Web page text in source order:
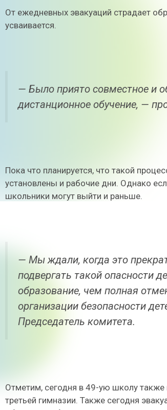
От ежедневных эвакуаций страдает
усваивается.
— Было приято совместное и
дистанционное обучение, —
Пока что планируется, что такой
установлены и рабочие дни. Однако
школьники могут выйти и раньше.
— Мы ждали, когда это
подвергать такой опасности
образование, чем полная
организации безопасности
Председатель комитета.
Отметим, сегодня в 49-ую школу также
третьей гимназии. Также сегодня